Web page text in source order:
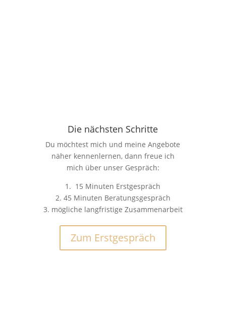
Die nächsten Schritte
Du möchtest mich und meine Angebote
näher kennenlernen, dann freue ich
mich über unser Gespräch:
1. 15 Minuten Erstgespräch
2. 45 Minuten Beratungsgespräch
3. mögliche langfristige Zusammenarbeit
Zum Erstgespräch